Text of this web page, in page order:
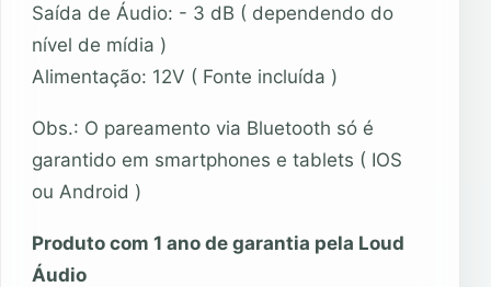
Saída de Áudio: - 3 dB ( dependendo do
nível de mídia )
Alimentação: 12V ( Fonte incluída )
Obs.: O pareamento via Bluetooth só é
garantido em smartphones e tablets ( IOS
ou Android )
Produto com 1 ano de garantia pela Loud
Áudio